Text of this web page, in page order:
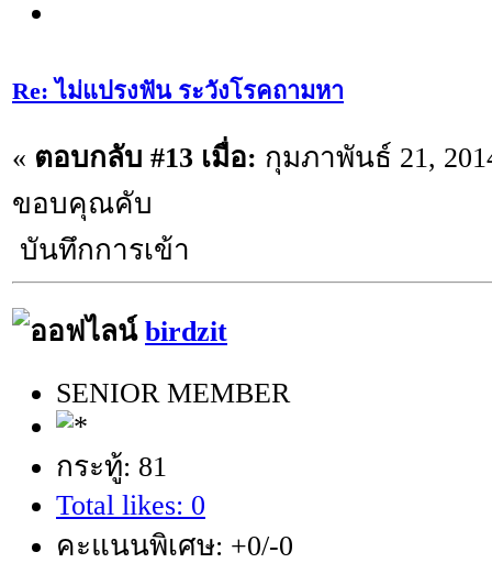
Re: ไม่แปรงฟัน ระวังโรคถามหา
« ตอบกลับ #13 เมื่อ: กุมภาพันธ์ 21,
ขอบคุณคับ
บันทึกการเข้า
birdzit
SENIOR MEMBER
กระทู้: 81
Total likes: 0
คะแนนพิเศษ: +0/-0